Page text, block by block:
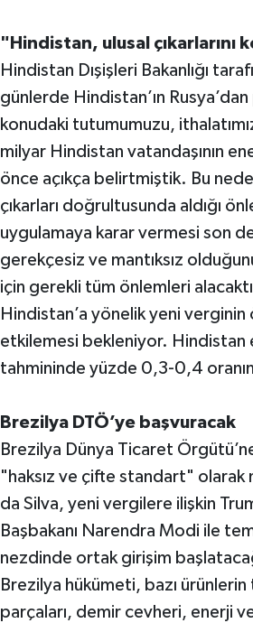
"Hindistan, ulusal
Hindistan Dışişleri Bakanlığı
günlerde Hindistan’ın
konudaki tutumumuzu,
milyar Hindistan vatandaşının
önce açıkça belirtmiştik. Bu
çıkarları doğrultusunda aldığı
uygulamaya karar vermesi son
gerekçesiz ve mantıksız
için gerekli tüm önlemleri
Hindistan’a yönelik yeni
etkilemesi bekleniyor.
tahmininde yüzde 0,3-0,4
Brezilya DTÖ’ye başvuracak
Brezilya Dünya Ticaret
"haksız ve çifte standart" olarak
da Silva, yeni vergilere ilişkin
Başbakanı Narendra Modi ile
nezdinde ortak girişim
Brezilya hükümeti, bazı
parçaları, demir cevheri, enerji